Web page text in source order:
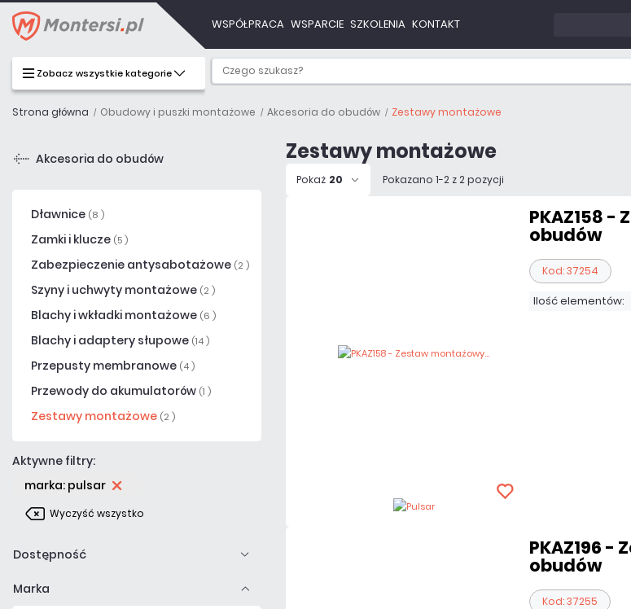
WSPÓŁPRACA WSPARCIE SZKOLENIA KONTAKT
Zobacz wszystkie kategorie
Strona główna Obudowy i puszki montażowe Akcesoria do obudów Zestawy montażowe
Akcesoria do obudów
Dławnice (8 )
Zamki i klucze (5 )
Zabezpieczenie antysabotażowe (2 )
Szyny i uchwyty montażowe (2 )
Blachy i wkładki montażowe (6 )
Blachy i adaptery słupowe (14 )
Przepusty membranowe (4 )
Przewody do akumulatorów (1 )
Zestawy montażowe (2 )
Aktywne filtry:
marka: pulsar
Wyczyść wszystko
Dostępność
Marka
Zestawy montażowe
Pokaż 20 Pokazano 1-2 z 2 pozycji
PKAZ158 -
obudów
Kod: 37254
Ilość elementów:
PKAZ196 -
obudów
Kod: 37255